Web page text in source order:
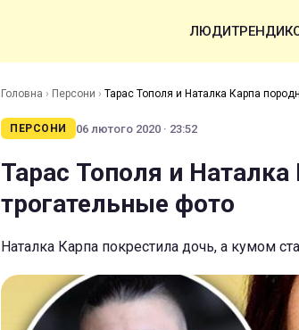
ЛЮДИТРЕНДИ
Головна › Персони › Тарас Тополя и Наталка Карпа
ПЕРСОНИ 06 лютого 2020 · 23:52
Тарас Тополя и
трогательные фото
Наталка Карпа покрестила дочь, а кумом